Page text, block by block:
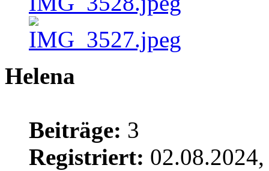
Helena
Beiträge: 3
Registriert: